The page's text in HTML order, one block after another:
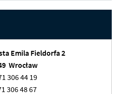
Emila Fieldorfa 2
Wrocław
306 44 19
306 48 67